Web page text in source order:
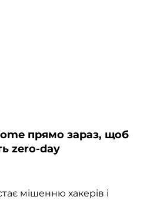
прямо зараз, щоб
zero-day
мішенню хакерів і